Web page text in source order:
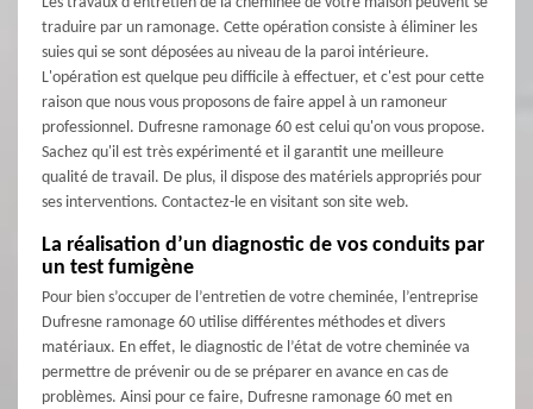
traduire par un ramonage. Cette opération consiste à éliminer les
suies qui se sont déposées au niveau de la paroi intérieure.
L'opération est quelque peu difficile à effectuer, et c'est pour cette
raison que nous vous proposons de faire appel à un ramoneur
professionnel. Dufresne ramonage 60 est celui qu'on vous propose.
Sachez qu'il est très expérimenté et il garantit une meilleure
qualité de travail. De plus, il dispose des matériels appropriés pour
ses interventions. Contactez-le en visitant son site web.
La réalisation d’un diagnostic de vos conduits par
un test fumigène
Pour bien s’occuper de l’entretien de votre cheminée, l’entreprise
Dufresne ramonage 60 utilise différentes méthodes et divers
matériaux. En effet, le diagnostic de l’état de votre cheminée va
permettre de prévenir ou de se préparer en avance en cas de
problèmes. Ainsi pour ce faire, Dufresne ramonage 60 met en